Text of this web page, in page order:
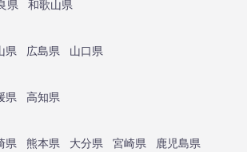
県
和歌山県
県 広島県
山口県
県
高知県
県 熊本県 大分県 宮崎県
鹿児島県